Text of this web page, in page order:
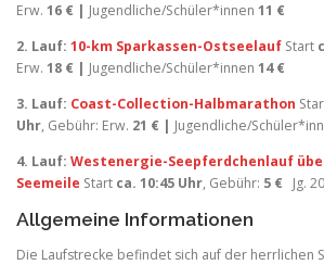
Erw. 16 € | Jugendliche/Schüler*innen 11 €
2. Lauf: 10-km Sparkassen-Ostseelauf Start
Erw. 18 € | Jugendliche/Schüler*innen 14 €
3. Lauf: Coast-Collection-Halbmarathon
Uhr, Gebühr: Erw. 21 € | Jugendliche/
4. Lauf: Westenergie-Seepferdchenlauf
Seemeile Start ca. 10:45 Uhr, Gebühr: 5 € Jg.
Allgemeine Informationen
Die Laufstrecke befindet sich auf der herrlichen